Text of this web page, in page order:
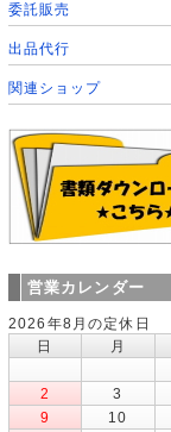
委託販売
出品代行
関連ショップ
営業カレンダー
2026年8月の定休日
日
月
2
3
9
10